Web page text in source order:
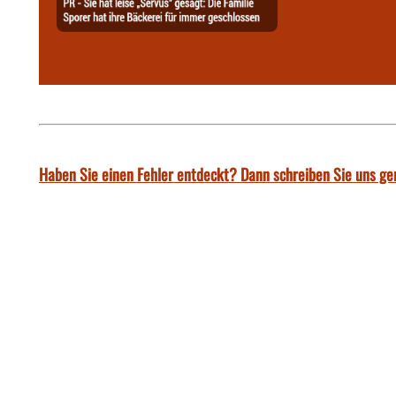
Haben Sie einen Fehler entdeckt? Dann schreiben Sie uns